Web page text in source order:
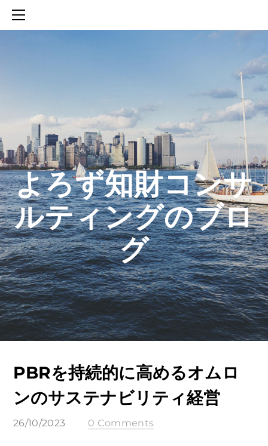
​よろず知財コンサ
ルティングのブロ
グ
PBRを持続的に高めるオムロ
ンのサステナビリティ経営
26/10/2023 0 Comments
SERVICES
知財活動のROICへの貢献
生成AIを活用した知財戦略の策定方法
生成AIとの「壁打ち」で、新たな発明を創出する方法